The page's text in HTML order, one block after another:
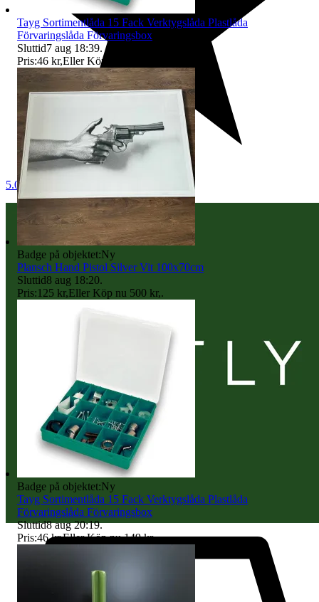
5.0
Tayg Sortimentlåda 15 Fack Verktygslåda Plastlåda
Förvaringslåda Förvaringsbox
Sluttid7 aug 18:39.
Pris:46 kr,Eller Köp nu
Badge på objektet:Ny
Plansch Hand Pistol Silver Vit 100x70cm
Sluttid8 aug 18:20.
Pris:125 kr,Eller Köp nu 500 kr,.
Badge på objektet:Ny
Tayg Sortimentlåda 15 Fack Verktygslåda Plastlåda
Förvaringslåda Förvaringsbox
Sluttid8 aug 20:19.
Pris:46 kr,Eller Köp nu 149 kr,.